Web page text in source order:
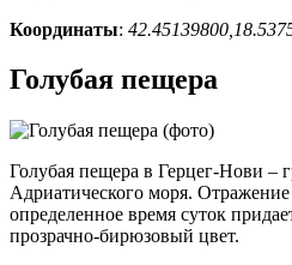
Координаты:
Голубая пещера
Голубая пещера в Герцег-Нови –
Адриатического моря. Отражение
определенное время суток
прозрачно-бирюзовый цвет.